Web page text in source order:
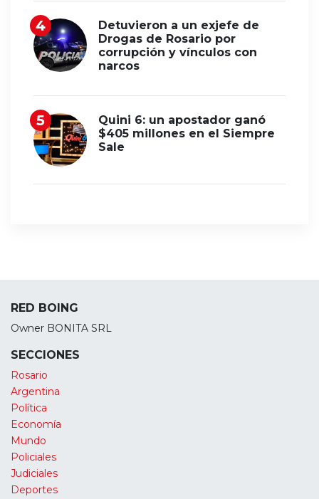
Detuvieron a un exjefe de
Drogas de Rosario por
corrupción y vínculos con
narcos
Quini 6: un apostador ganó
$405 millones en el Siempre
Sale
RED BOING
Owner BONITA SRL
SECCIONES
Rosario
Argentina
Política
Economía
Mundo
Policiales
Judiciales
Deportes